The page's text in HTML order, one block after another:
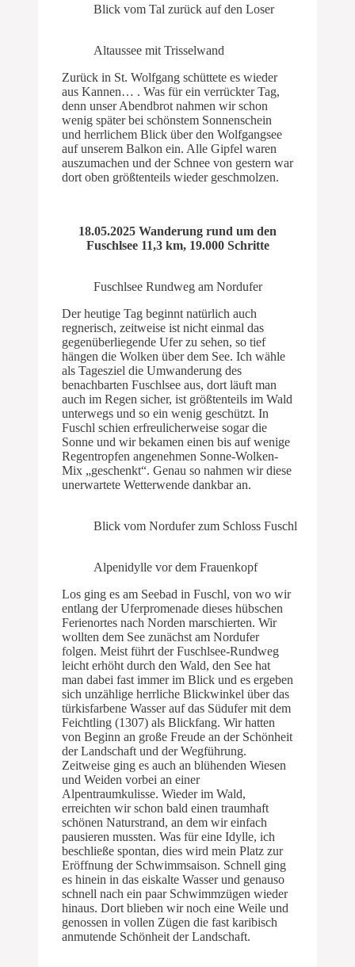
Blick vom Tal zurück auf den Loser
Altaussee mit Trisselwand
Zurück in St. Wolfgang schüttete es wieder
aus Kannen… . Was für ein verrückter Tag,
denn unser Abendbrot nahmen wir schon
wenig später bei schönstem Sonnenschein
und herrlichem Blick über den Wolfgangsee
auf unserem Balkon ein. Alle Gipfel waren
auszumachen und der Schnee von gestern war
dort oben größtenteils wieder geschmolzen.
18.05.2025 Wanderung rund um den
Fuschlsee 11,3 km, 19.000 Schritte
Fuschlsee Rundweg am Nordufer
Der heutige Tag beginnt natürlich auch
regnerisch, zeitweise ist nicht einmal das
gegenüberliegende Ufer zu sehen, so tief
hängen die Wolken über dem See. Ich wähle
als Tagesziel die Umwanderung des
benachbarten Fuschlsee aus, dort läuft man
auch im Regen sicher, ist größtenteils im Wald
unterwegs und so ein wenig geschützt. In
Fuschl schien erfreulicherweise sogar die
Sonne und wir bekamen einen bis auf wenige
Regentropfen angenehmen Sonne-Wolken-
Mix „geschenkt“. Genau so nahmen wir diese
unerwartete Wetterwende dankbar an.
Blick vom Nordufer zum Schloss Fuschl
Alpenidylle vor dem Frauenkopf
Los ging es am Seebad in Fuschl, von wo wir
entlang der Uferpromenade dieses hübschen
Ferienortes nach Norden marschierten. Wir
wollten dem See zunächst am Nordufer
folgen. Meist führt der Fuschlsee-Rundweg
leicht erhöht durch den Wald, den See hat
man dabei fast immer im Blick und es ergeben
sich unzählige herrliche Blickwinkel über das
türkisfarbene Wasser auf das Südufer mit dem
Feichtling (1307) als Blickfang. Wir hatten
von Beginn an große Freude an der Schönheit
der Landschaft und der Wegführung.
Zeitweise ging es auch an blühenden Wiesen
und Weiden vorbei an einer
Alpentraumkulisse. Wieder im Wald,
erreichten wir schon bald einen traumhaft
schönen Naturstrand, an dem wir einfach
pausieren mussten. Was für eine Idylle, ich
beschließe spontan, dies wird mein Platz zur
Eröffnung der Schwimmsaison. Schnell ging
es hinein in das eiskalte Wasser und genauso
schnell nach ein paar Schwimmzügen wieder
hinaus. Dort blieben wir noch eine Weile und
genossen in vollen Zügen die fast karibisch
anmutende Schönheit der Landschaft.